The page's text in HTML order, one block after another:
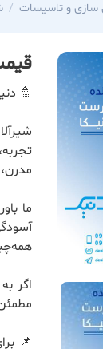
سازی و تاسیسات
🚿
ما
اگر
📌